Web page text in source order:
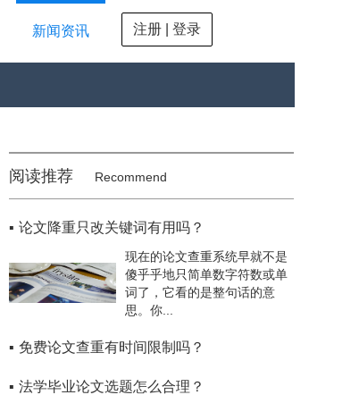
新闻资讯 注册 | 登录
阅读推荐 Recommend
▪ 论文降重只改关键词有用吗？
现在的论文查重系统早就不是
傻乎乎地只简单数字符数或单
词了，它看的是整句话的意
思。你...
▪ 免费论文查重有时间限制吗？
▪ 法学毕业论文选题怎么合理？